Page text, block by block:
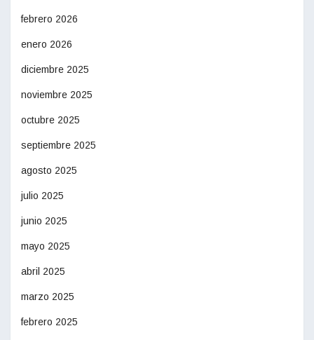
febrero 2026
enero 2026
diciembre 2025
noviembre 2025
octubre 2025
septiembre 2025
agosto 2025
julio 2025
junio 2025
mayo 2025
abril 2025
marzo 2025
febrero 2025